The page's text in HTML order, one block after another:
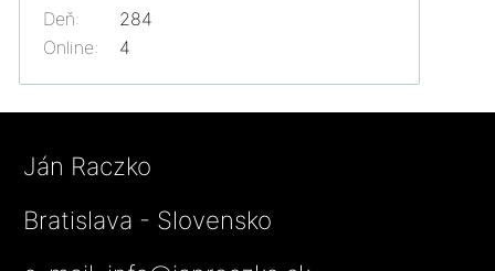
Online: 4
Deň:
284
Ján Raczko
Bratislava - Slovensko